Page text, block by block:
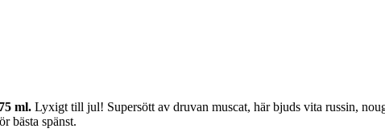
ml. Lyxigt till jul! Supersött av druvan muscat, här bjuds vita russin,
bästa spänst.